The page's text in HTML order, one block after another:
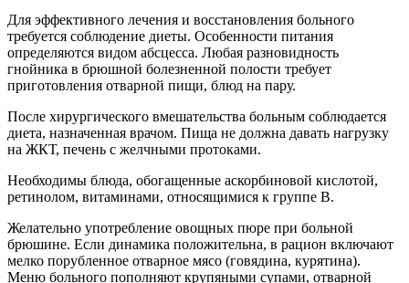
Для эффективного лечения и восстановления больного
требуется соблюдение диеты. Особенности питания
определяются видом абсцесса. Любая разновидность
гнойника в брюшной болезненной полости требует
приготовления отварной пищи, блюд на пару.
После хирургического вмешательства больным соблюдается
диета, назначенная врачом. Пища не должна давать нагрузку
на ЖКТ, печень с желчными протоками.
Необходимы блюда, обогащенные аскорбиновой кислотой,
ретинолом, витаминами, относящимися к группе В.
Желательно употребление овощных пюре при больной
брюшине. Если динамика положительна, в рацион включают
мелко порубленное отварное мясо (говядина, курятина).
Меню больного пополняют крупяными супами, отварной